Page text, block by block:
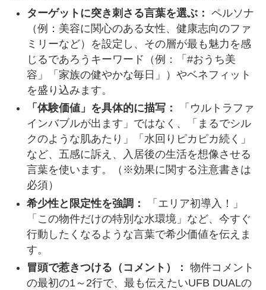
ターゲットに突き刺さる言葉を選ぶ： ペルソナ
（例：美容に関心のある女性、健康志向のファ
ミリーなど）を設定し、その層が最も魅力を感
じるであろうキーワード（例：「#おうち美
容」「家族の健やかな毎日」）やベネフィット
を盛り込みます。
「体験価値」を具体的に描写：
「ウルトラファ
インバブルが出ます」ではなく、「まるでシル
クのような肌あたり」「水回りピカピカ続く」
など、五感に訴え、入居後の生活を想像させる
言葉を使います。（※効果に関する注意書きは
必須）
希少性と限定性を強調：
「エリア初導入！」
「この物件だけの特別な水環境」など、今すぐ
行動したくなるような言葉で希少価値を伝えま
す。
冒頭で惹きつける（コメント）： 物件コメント
の最初の1～2行で、最も伝えたいUFB DUALの